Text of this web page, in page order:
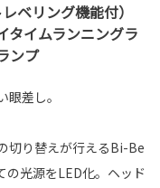
ベリング機能付）
タイムランニングラ
ンプ
差し。
切り替えが行えるBi-Be
光源をLED化。ヘッド